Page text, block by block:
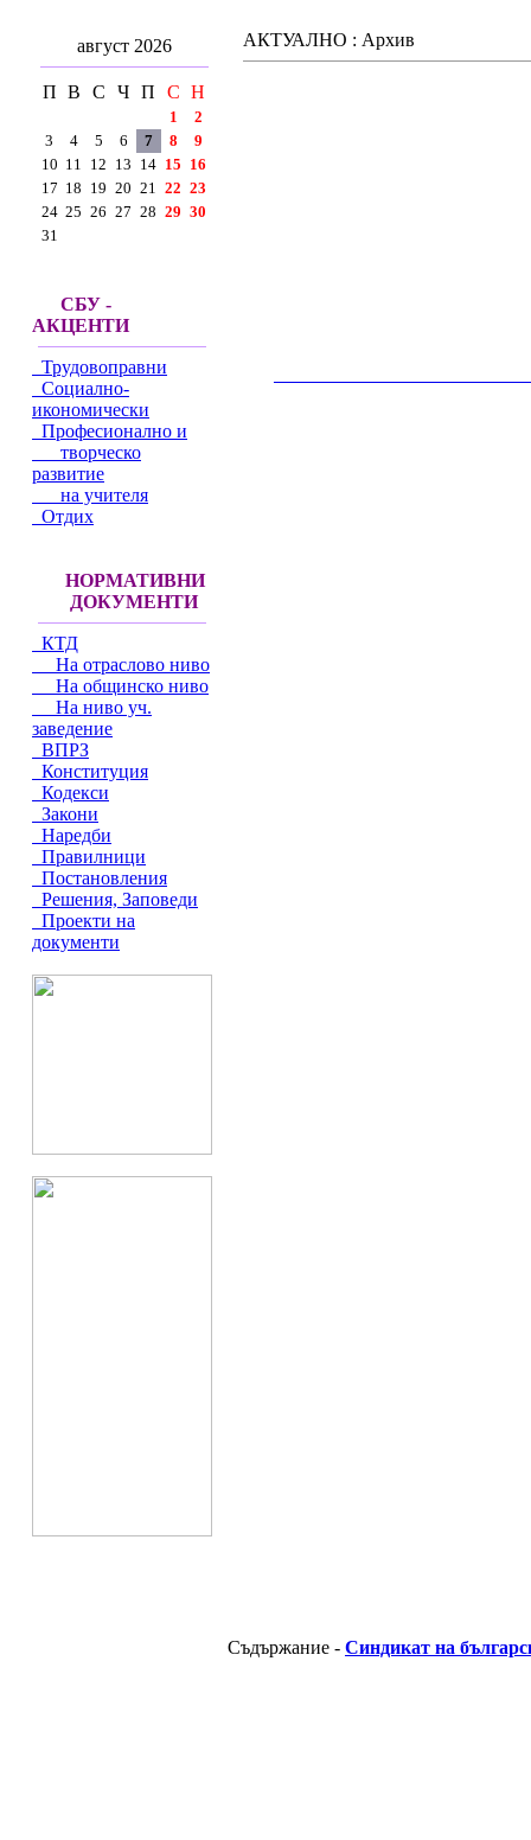
август 2026
П В С Ч П С Н
1
2
3
4 5 6 7 8
9
10 11 12 13 14 15 16
17 18 19 20 21 22 23
24 25 26 27 28 29 30
31
СБУ -
АКЦЕНТИ
Трудовоправни
Социално-
икономически
Професионално и
творческо
развитие
на учителя
Отдих
НОРМАТИВНИ
ДОКУМЕНТИ
КТД
На отраслово ниво
На общинско ниво
На ниво уч.
заведение
ВПРЗ
Конституция
Кодекси
Закони
Наредби
Правилници
Постановления
Решения, Заповеди
Проекти на
документи
АКТУАЛНО : Архив
Съдържание - Синдикат на